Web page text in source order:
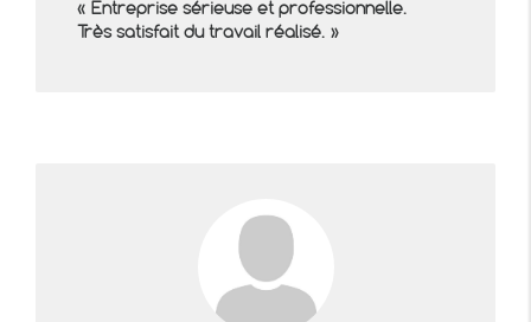
Entreprise sérieuse et professionnelle.
Très satisfait du travail réalisé.